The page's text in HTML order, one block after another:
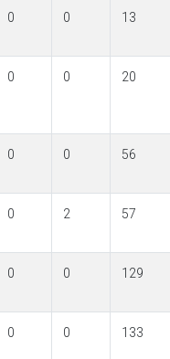
0 0 13
0 0 20
0 0 56
0 2 57
0 0 129
0 0 133